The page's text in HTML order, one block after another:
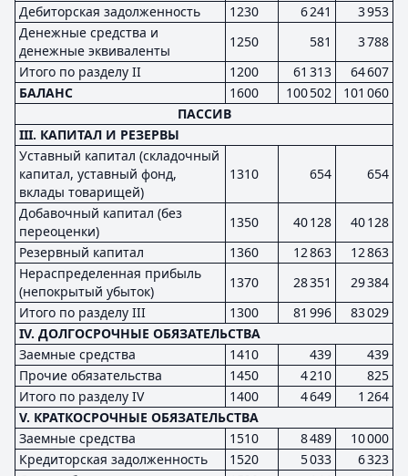
Дебиторская задолженность 1230 6 241
3 953
Денежные средства и
денежные эквиваленты
1250 581
3 788
Итого по разделу II
1200 61 313
64 607
БАЛАНС
1600 100 502
101 060
ПАССИВ
III. КАПИТАЛ И РЕЗЕРВЫ
Уставный капитал (складочный
капитал, уставный фонд,
вклады товарищей)
1310 654 654
Добавочный капитал (без
переоценки)
1350 40 128
40 128
Резервный капитал
1360 12 863
12 863
Нераспределенная прибыль
(непокрытый убыток)
1370 28 351
29 384
Итого по разделу III
1300 81 996
83 029
IV. ДОЛГОСРОЧНЫЕ ОБЯЗАТЕЛЬСТВА
Заемные средства
1410 439
439
Прочие обязательства
1450 4 210
825
Итого по разделу IV
1400 4 649
1 264
V. КРАТКОСРОЧНЫЕ ОБЯЗАТЕЛЬСТВА
Заемные средства
1510 8 489
10 000
Кредиторская задолженность
1520 5 033
6 323